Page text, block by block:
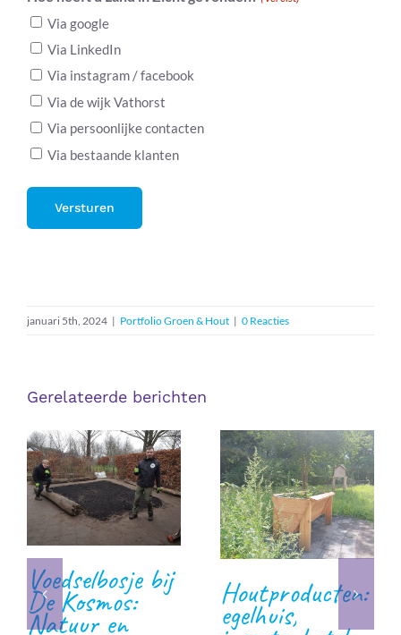
Via google
Via LinkedIn
Via instagram / facebook
Via de wijk Vathorst
Via persoonlijke contacten
Via bestaande klanten
januari 5th, 2024 | Portfolio Groen & Hout | 0 Reacties
Gerelateerde berichten
Voedselbosje bij
De Kosmos:
Natuur en
Houtproducten:
egelhuis,